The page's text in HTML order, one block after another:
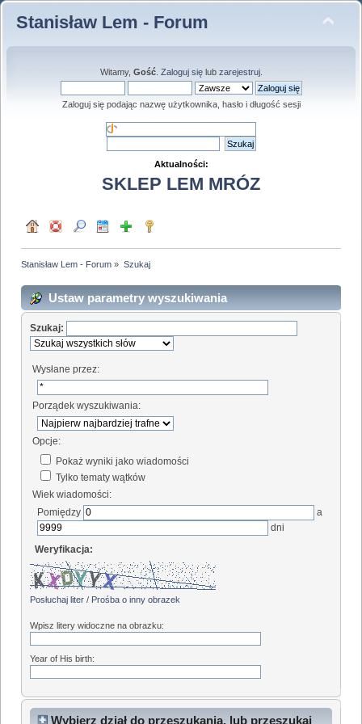
Stanisław Lem - Forum
Witamy, Gość. Zaloguj sięlub zarejestruj.
Zaloguj się podając nazwę użytkownika, hasło i długość sesji
Aktualności:
SKLEP LEM MRÓZ
Stanisław Lem - Forum » Szukaj
Ustaw parametry wyszukiwania
Szukaj:
Wysłane przez:
Porządek wyszukiwania:
Opcje:
Pokaż wyniki jako wiadomości
Tylko tematy wątków
Wiek wiadomości:
Pomiędzy
a
dni
Weryfikacja:
Posłuchaj liter / Prośba o inny obrazek
Wpisz litery widoczne na obrazku:
Year of His birth:
Wybierz dział do przeszukania, lub przeszukaj